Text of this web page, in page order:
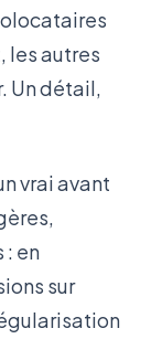
les autres
Un détail,
vrai avant
: en
sur